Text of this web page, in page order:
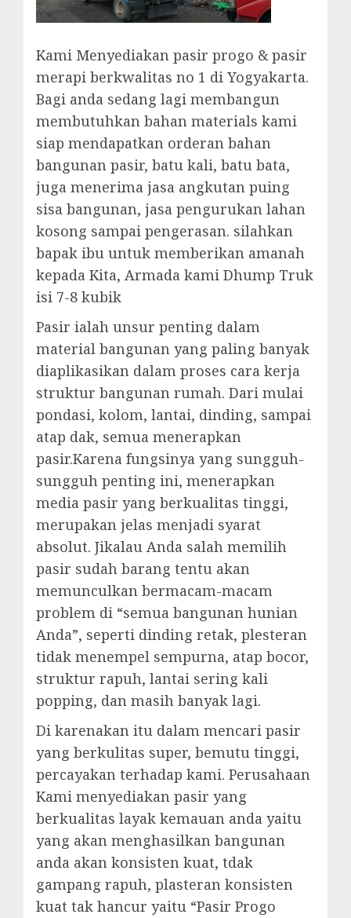
Kami Menyediakan pasir progo & pasir
merapi berkwalitas no 1 di Yogyakarta.
Bagi anda sedang lagi membangun
membutuhkan bahan materials kami
siap mendapatkan orderan bahan
bangunan pasir, batu kali, batu bata,
juga menerima jasa angkutan puing
sisa bangunan, jasa pengurukan lahan
kosong sampai pengerasan. silahkan
bapak ibu untuk memberikan amanah
kepada Kita, Armada kami Dhump Truk
isi 7-8 kubik
Pasir ialah unsur penting dalam
material bangunan yang paling banyak
diaplikasikan dalam proses cara kerja
struktur bangunan rumah. Dari mulai
pondasi, kolom, lantai, dinding, sampai
atap dak, semua menerapkan
pasir.Karena fungsinya yang sungguh-
sungguh penting ini, menerapkan
media pasir yang berkualitas tinggi,
merupakan jelas menjadi syarat
absolut. Jikalau Anda salah memilih
pasir sudah barang tentu akan
memunculkan bermacam-macam
problem di “semua bangunan hunian
Anda”, seperti dinding retak, plesteran
tidak menempel sempurna, atap bocor,
struktur rapuh, lantai sering kali
popping, dan masih banyak lagi.
Di karenakan itu dalam mencari pasir
yang berkulitas super, bemutu tinggi,
percayakan terhadap kami. Perusahaan
Kami menyediakan pasir yang
berkualitas layak kemauan anda yaitu
yang akan menghasilkan bangunan
anda akan konsisten kuat, tdak
gampang rapuh, plasteran konsisten
kuat tak hancur yaitu “Pasir Progo